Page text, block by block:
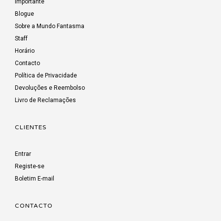
Blogue
Sobre a Mundo Fantasma
Staff
Horário
Contacto
Política de Privacidade
Devoluções e Reembolso
Livro de Reclamações
CLIENTES
Entrar
Registe-se
Boletim E-mail
CONTACTO